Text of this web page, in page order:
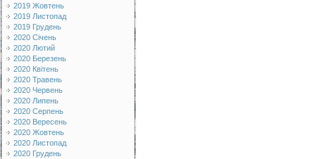
2019 Жовтень
2019 Листопад
2019 Грудень
2020 Січень
2020 Лютий
2020 Березень
2020 Квітень
2020 Травень
2020 Червень
2020 Липень
2020 Серпень
2020 Вересень
2020 Жовтень
2020 Листопад
2020 Грудень